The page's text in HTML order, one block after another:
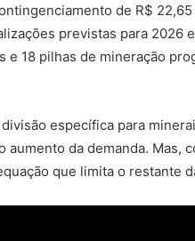
de R$
previstas para 2026
e 18 pilhas de mineração
específica para
aumento da demanda. Mas,
que limita o restante